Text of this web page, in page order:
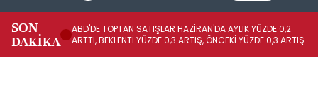
SON
DAKİKA
ABD'DE TOPTAN SATIŞLAR HAZİRAN'DA AYLIK YÜZDE 0,2
ARTTI, BEKLENTİ YÜZDE 0,3 ARTIŞ, ÖNCEKİ YÜZDE 0,3 ARTIŞ